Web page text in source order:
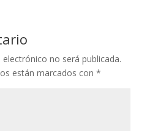
no será publicada.
están marcados con *